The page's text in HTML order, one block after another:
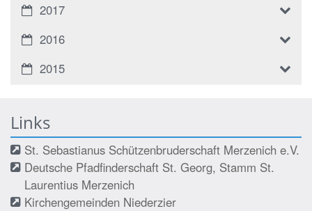
2017
2016
2015
Links
St. Sebastianus Schützenbruderschaft Merzenich e.V.
Deutsche Pfadfinderschaft St. Georg, Stamm St.
Laurentius Merzenich
Kirchengemeinden Niederzier